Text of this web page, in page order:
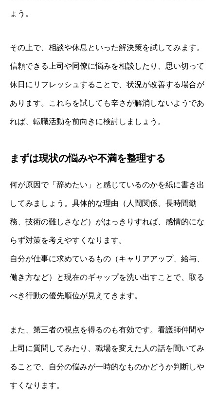
ょう。
その上で、相談や休息といった解決策を試してみます。
信頼できる上司や同僚に悩みを相談したり、思い切って
休日にリフレッシュすることで、状況が改善する場合が
あります。これらを試しても辛さが解消しないようであ
れば、転職活動を前向きに検討しましょう。
まずは現状の悩みや不満を整理する
何が原因で「辞めたい」と感じているのかを紙に書き出
してみましょう。具体的な理由（人間関係、長時間勤
務、技術の難しさなど）がはっきりすれば、感情的にな
らず対策を考えやすくなります。
自分が仕事に求めているもの（キャリアアップ、給与、
働き方など）と現在のギャップを洗い出すことで、取る
べき行動の優先順位が見えてきます。
また、第三者の視点を得るのも有効です。看護師仲間や
上司に質問してみたり、職場を変えた人の話を聞いてみ
ることで、自分の悩みが一時的なものかどうか判断しや
すくなります。